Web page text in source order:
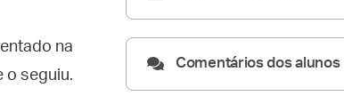
na
o seguiu.
Comentários dos alunos